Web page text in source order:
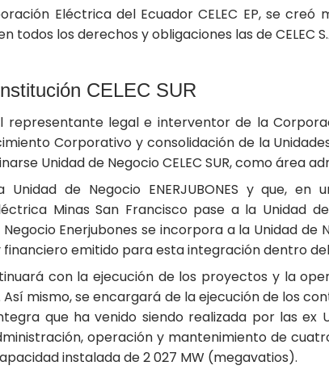
Eléctrica del Ecuador CELEC EP, se
todos los derechos y obligaciones las de CELEC
CELEC SUR
legal e interventor de la
Corporativo y consolidación de la
Unidad de Negocio CELEC SUR, como área
de Negocio ENERJUBONES y que,
Minas San Francisco pase a la Unidad
Enerjubones se incorpora a la Unidad de
emitido para esta integración dentro
con la ejecución de los proyectos y la
Así mismo, se encargará de la ejecución de los
que ha venido siendo realizada por las ex
operación y mantenimiento de
instalada de 2 027 MW (megavatios).